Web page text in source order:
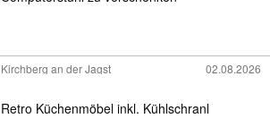
Kirchberg an der Jagst 02.08.2026
Retro Küchenmöbel inkl. Kühlschranl